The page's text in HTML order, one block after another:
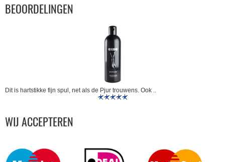
BEOORDELINGEN
Dit is hartstikke fijn spul, net als de Pjur trouwens. Ook ..
WIJ ACCEPTEREN